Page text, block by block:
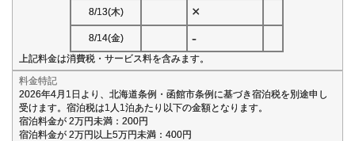
8/13(木) ×
8/14(金) -
上記料金は消費税・サービス料を含みます。
料金特記
2026年4月1日より、北海道条例・函館市条例に基づき宿泊税を別途申し
受けます。宿泊税は1人1泊あたり以下の金額となります。
宿泊料金が 2万円未満：200円
宿泊料金が 2万円以上5万円未満：400円